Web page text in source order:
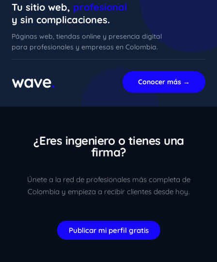
Tu sitio web, profesional
y sin complicaciones.
Páginas web, tiendas online y presencia digital
para profesionales y empresas en Colombia.
wave. Conocer más →
¿Eres ingeniero o tienes una
firma?
Únete a la red de profesionales más completa de
Colombia y empieza a recibir clientes desde hoy.
Publicar mi perfil gratis
xImenA